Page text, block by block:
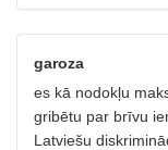
garoza
es kā nodokļu
gribētu par brīvu
Latviešu